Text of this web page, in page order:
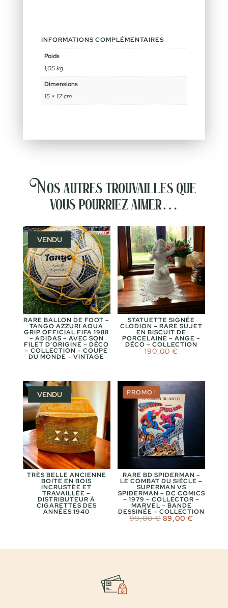
INFORMATIONS COMPLÉMENTAIRES
Poids
1,05 kg
Dimensions
15 × 17 cm
Nos autres trouvailles que
vous pourriez aimer…
VENDU
RARE BALLON DE FOOT –
TANGO AZZURI AQUA
GRIP OFFICIAL FIFA 1988
– ADIDAS – AVEC SON
FILET D’ORIGINE – DÉCO
– COLLECTION – COUPE
DU MONDE – VINTAGE
STATUETTE SIGNÉE
CLODION – RARE SUJET
EN BISCUIT DE
PORCELAINE – ANGE –
DÉCO – COLLECTION
190,00€
VENDU
TRÈS BELLE ANCIENNE
BOITE EN BOIS
INCRUSTÉE ET
TRAVAILLÉE –
DISTRIBUTEUR À
CIGARETTES DES
ANNÉES 1940
PROMO !
RARE BD SPIDERMAN –
LE COMBAT DU SIÈCLE –
SUPERMAN VS
SPIDERMAN – DC COMICS
– 1979 – COLLECTOR –
MARVEL – BANDE
DESSINÉE – COLLECTION
99,00€ Le
prix
89,00 €Le